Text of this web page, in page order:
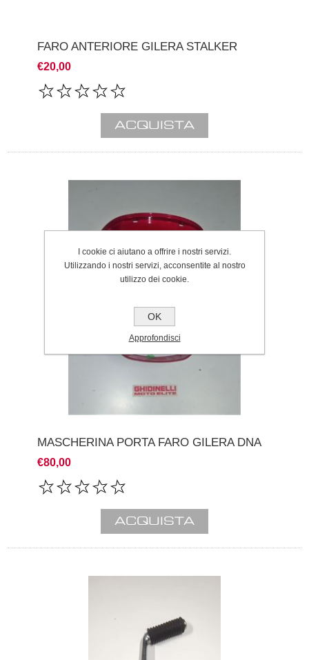
FARO ANTERIORE GILERA STALKER
€20,00
MASCHERINA PORTA FARO GILERA DNA
€80,00
I cookie ci aiutano a offrire i nostri servizi.
Utilizzando i nostri servizi, acconsentite al nostro
utilizzo dei cookie.
OK
Approfondisci